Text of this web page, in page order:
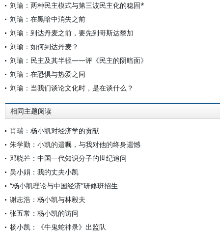
刘瑜：两种民主模式与第三波民主化的稳固*
刘瑜：在黑暗中消失之前
刘瑜：到达丹麦之前，要先到哥斯达黎加
刘瑜：如何到达丹麦？
刘瑜：民主及其半径——评《民主的阴暗面》
刘瑜：在恐惧与热爱之间
刘瑜：当我们谈论文化时，是在谈什么？
相同主题阅读
肖瑞：杨小凯对经济学的贡献
朱学勤：小凯的遗嘱，与我对他的终身遗憾
邓晓芒：中国一代知识分子的世纪追问
吴小娟：我的丈夫小凯
“杨小凯理论与中国经济”研修班招生
谢志浩：杨小凯与林毅夫
张五常：杨小凯的访问
杨小凯：《牛鬼蛇神录》出监队